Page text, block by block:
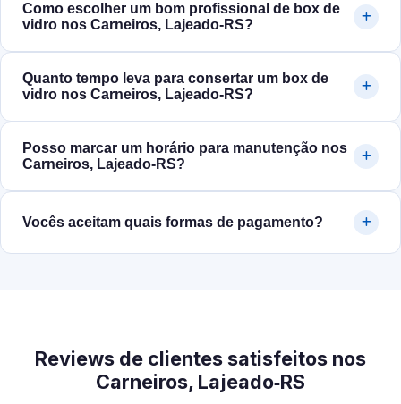
Como escolher um bom profissional de box de
vidro nos Carneiros, Lajeado‑RS?
Quanto tempo leva para consertar um box de
vidro nos Carneiros, Lajeado‑RS?
Posso marcar um horário para manutenção nos
Carneiros, Lajeado‑RS?
Vocês aceitam quais formas de pagamento?
Reviews de clientes satisfeitos nos
Carneiros, Lajeado‑RS